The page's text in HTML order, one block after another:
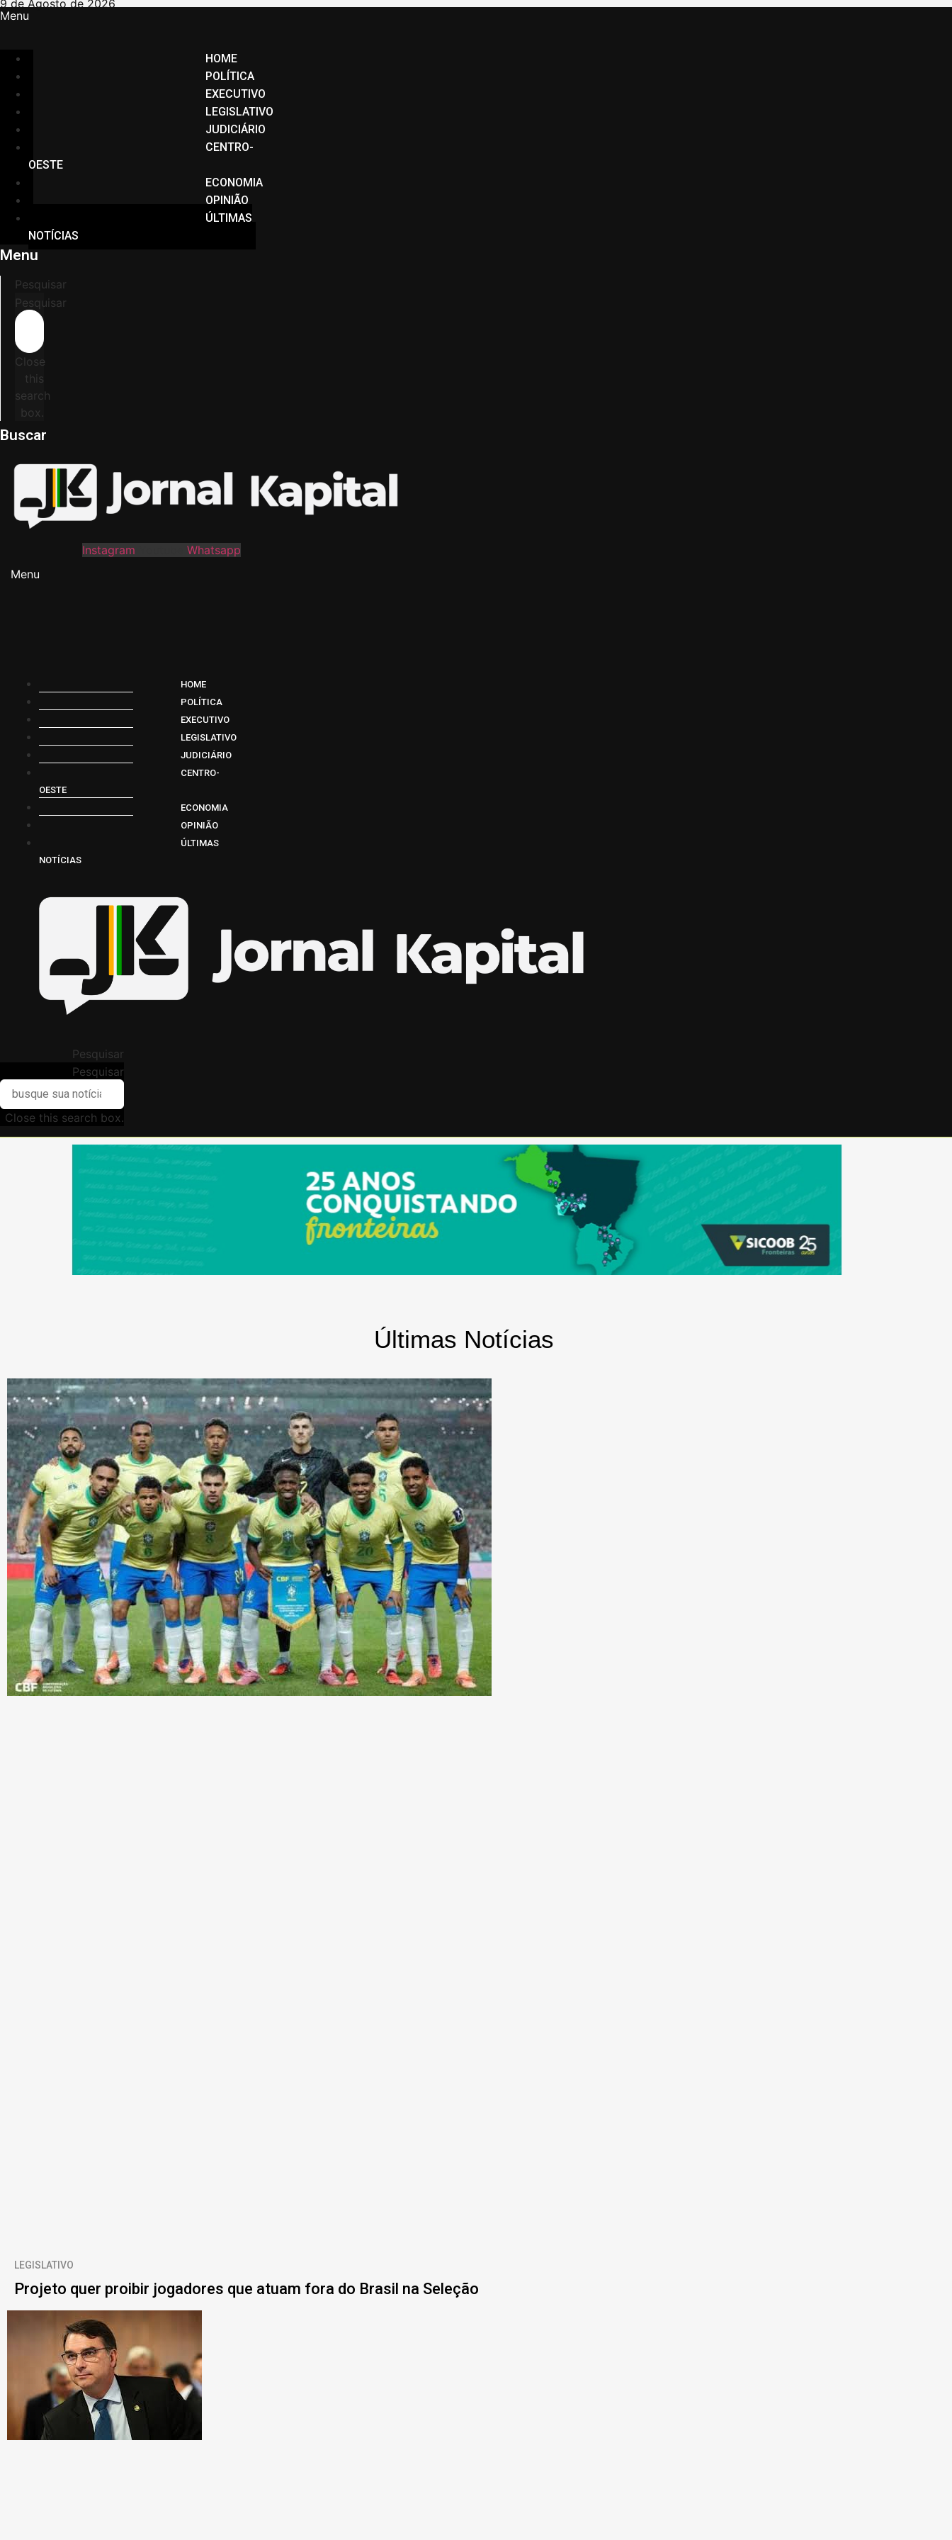
Ir
para
conteúdo
9 de Agosto de 2026
Menu
HOME
POLÍTICA
EXECUTIVO
LEGISLATIVO
JUDICIÁRIO
CENTRO-
OESTE
ECONOMIA
OPINIÃO
ÚLTIMAS
NOTÍCIAS
Menu
Pesquisar
Pesquisar
Close
this
search
box.
Buscar
Instagram
Whatsapp
Menu
HOME
POLÍTICA
EXECUTIVO
LEGISLATIVO
JUDICIÁRIO
CENTRO-
OESTE
ECONOMIA
OPINIÃO
ÚLTIMAS
NOTÍCIAS
Pesquisar
Pesquisar
Close this search box.
Últimas Notícias
LEGISLATIVO
Projeto quer proibir jogadores que atuam fora do Brasil na Seleção